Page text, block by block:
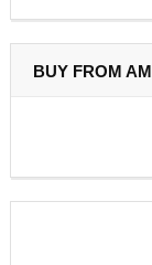
BUY FROM